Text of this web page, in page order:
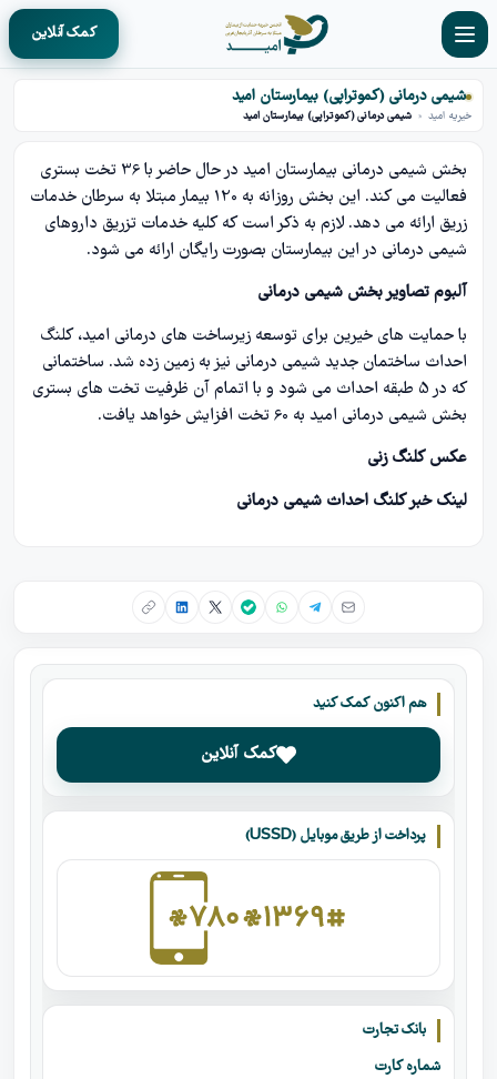
کمک آنلاین
شیمی درمانی (کموتراپی) بیمارستان امید
خیریه امید » شیمی درمانی (کموتراپی) بیمارستان امید
بخش شیمی درمانی بیمارستان امید در حال حاضر با 36 تخت بستری
فعالیت می کند. این بخش روزانه به 120 بیمار مبتلا به سرطان خدمات
زریق ارائه می دهد. لازم به ذکر است که کلیه خدمات تزریق داروهای
شیمی درمانی در این بیمارستان بصورت رایگان ارائه می شود.
آلبوم تصاویر بخش شیمی درمانی
با حمایت های خیرین برای توسعه زیرساخت های درمانی امید، کلنگ
احداث ساختمان جدید شیمی درمانی نیز به زمین زده شد. ساختمانی
که در 5 طبقه احداث می شود و با اتمام آن ظرفیت تخت های بستری
بخش شیمی درمانی امید به 60 تخت افزایش خواهد یافت.
عکس کلنگ زنی
لینک خبر کلنگ احداث شیمی درمانی
هم اکنون کمک کنید
کمک آنلاین
پرداخت از طریق موبایل (USSD)
بانک تجارت
شماره کارت